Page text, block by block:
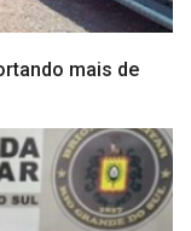
mais de